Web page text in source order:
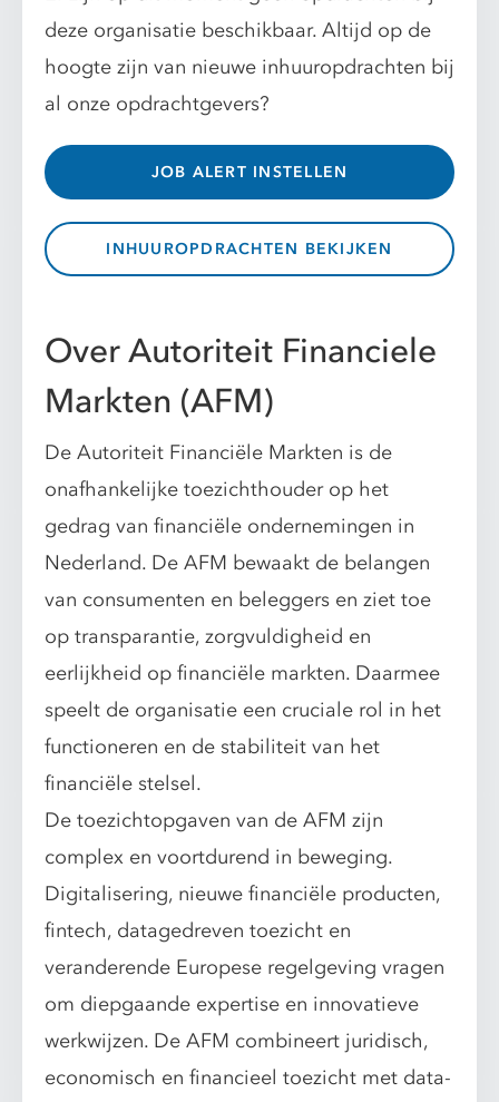
deze organisatie beschikbaar. Altijd op de
hoogte zijn van nieuwe inhuuropdrachten bij
al onze opdrachtgevers?
JOB ALERT INSTELLEN
INHUUROPDRACHTEN BEKIJKEN
Over Autoriteit Financiele
Markten (AFM)
De Autoriteit Financiële Markten is de
onafhankelijke toezichthouder op het
gedrag van financiële ondernemingen in
Nederland. De AFM bewaakt de belangen
van consumenten en beleggers en ziet toe
op transparantie, zorgvuldigheid en
eerlijkheid op financiële markten. Daarmee
speelt de organisatie een cruciale rol in het
functioneren en de stabiliteit van het
financiële stelsel.
De toezichtopgaven van de AFM zijn
complex en voortdurend in beweging.
Digitalisering, nieuwe financiële producten,
fintech, datagedreven toezicht en
veranderende Europese regelgeving vragen
om diepgaande expertise en innovatieve
werkwijzen. De AFM combineert juridisch,
economisch en financieel toezicht met data-